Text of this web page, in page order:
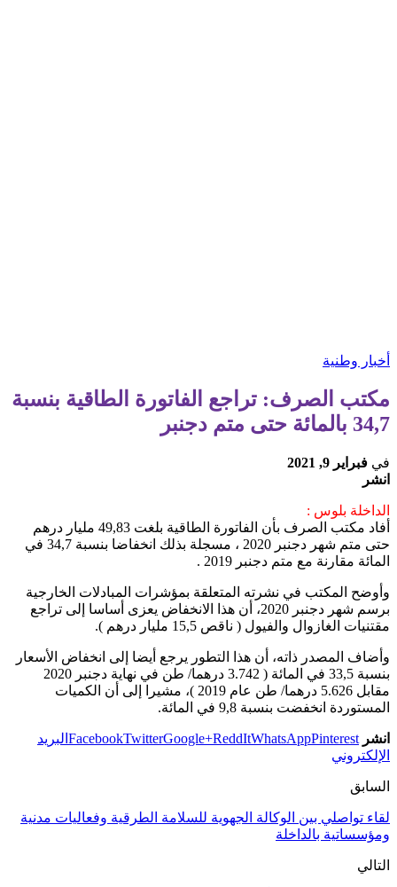
أخبار وطنية
مكتب الصرف: تراجع الفاتورة الطاقية بنسبة
34,7 بالمائة حتى متم دجنبر
في فبراير 9, 2021
انشر
الداخلة بلوس :
أفاد مكتب الصرف بأن الفاتورة الطاقية بلغت 49,83 مليار درهم
حتى متم شهر دجنبر 2020 ، مسجلة بذلك انخفاضا بنسبة 34,7 في
المائة مقارنة مع متم دجنبر 2019 .
وأوضح المكتب في نشرته المتعلقة بمؤشرات المبادلات الخارجية
برسم شهر دجنبر 2020، أن هذا الانخفاض يعزى أساسا إلى تراجع
مقتنيات الغازوال والفيول ( ناقص 15,5 مليار درهم ).
وأضاف المصدر ذاته، أن هذا التطور يرجع أيضا إلى انخفاض الأسعار
بنسبة 33,5 في المائة ( 3.742 درهما/ طن في نهاية دجنبر 2020
مقابل 5.626 درهما/ طن عام 2019 )، مشيرا إلى أن الكميات
المستوردة انخفضت بنسبة 9,8 في المائة.
انشر FacebookTwitterGoogle+ReddItWhatsAppPinterest
البريد
الإلكتروني
السابق
لقاء تواصلي بين الوكالة الجهوية للسلامة الطرقية وفعاليات مدنية
ومؤسساتية بالداخلة
التالي